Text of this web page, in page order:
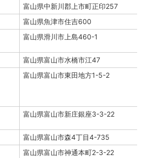
富山県中新川郡上市町正印257
富山県魚津市住吉600
富山県滑川市上島460-1
富山県富山市水橋市江47
富山県富山市東田地方1-5-2
富山県富山市新庄銀座3-3-22
富山県富山市森4丁目4-735
富山県富山市神通本町2-3-22